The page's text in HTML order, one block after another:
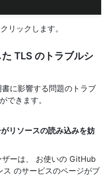
リックします。
TLS のトラブルシ
に影響する問題のトラブ
できます。
リソースの読み込みを妨
ーは、 お使いの GitHub
のサービスのページがブ